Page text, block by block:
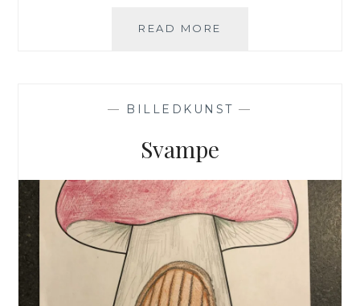
READ MORE
— BILLEDKUNST —
Svampe